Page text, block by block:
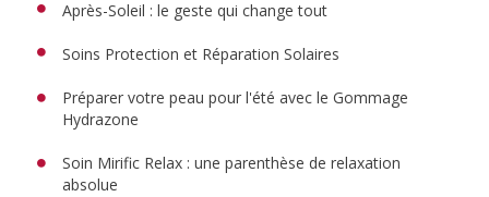
Après-Soleil : le geste qui change tout
Soins Protection et Réparation Solaires
Préparer votre peau pour l'été avec le Gommage
Hydrazone
Soin Mirific Relax : une parenthèse de relaxation
absolue